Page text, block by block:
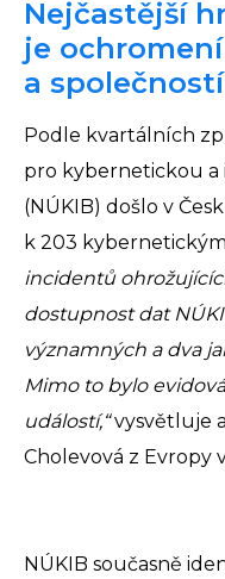
Nejčastější
je
a společností
Podle kvartálních
pro kybernetickou
(NÚKIB) došlo v
k 203
incidentů
dostupnost dat
významných a dva
Mimo to bylo
událostí,“vysvětluje
Cholevová z Evropy
NÚKIB současně